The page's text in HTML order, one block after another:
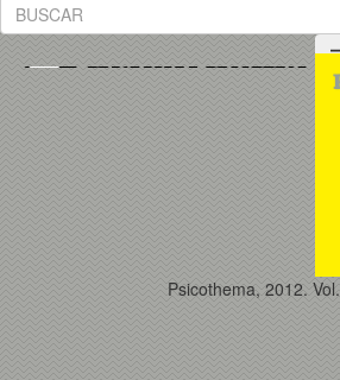
Psicothema, 2012. Vol.